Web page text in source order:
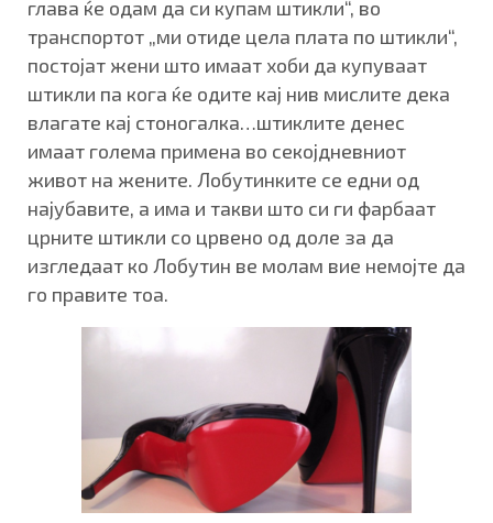
глава ќе одам да си купам штикли“, во
транспортот „ми отиде цела плата по штикли“,
постојат жени што имаат хоби да купуваат
штикли па кога ќе одите кај нив мислите дека
влагате кај стоногалка…штиклите денес
имаат голема примена во секојдневниот
живот на жените. Лобутинките се едни од
најубавите, а има и такви што си ги фарбаат
црните штикли со црвено од доле за да
изгледаат ко Лобутин ве молам вие немојте да
го правите тоа.